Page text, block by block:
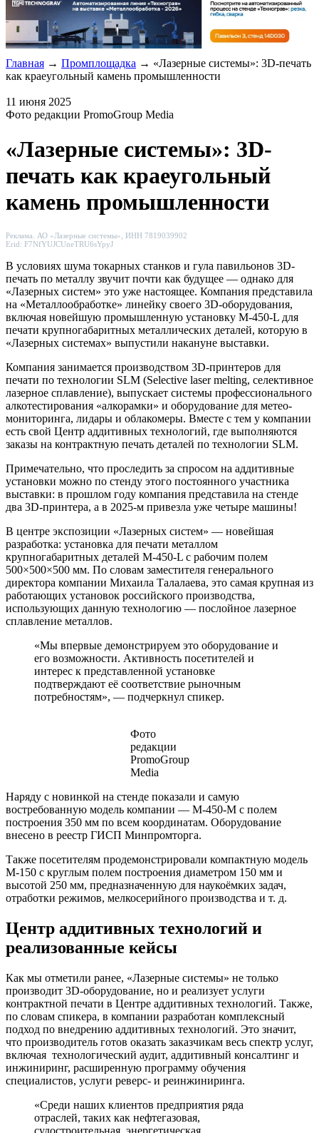
Главная → Промплощадка → «Лазерные системы»: 3D-печать
как краеугольный камень промышленности
11 июня 2025
Фото редакции PromoGroup Media
«Лазерные системы»: 3D-
печать как краеугольный
камень промышленности
Реклама. АО «Лазерные системы», ИНН 7819039902
Erid: F7NfYUJCUneTRU6sYpyJ
В условиях шума токарных станков и гула павильонов 3D-
печать по металлу звучит почти как будущее — однако для
«Лазерных систем» это уже настоящее. Компания представила
на «Металлообработке» линейку своего 3D-оборудования,
включая новейшую промышленную установку M-450-L для
печати крупногабаритных металлических деталей, которую в
«Лазерных системах» выпустили накануне выставки.
Компания занимается производством 3D-принтеров для
печати по технологии SLM (Selective laser melting, селективное
лазерное сплавление), выпускает системы профессионального
алкотестирования «алкорамки» и оборудование для метео-
мониторинга, лидары и облакомеры. Вместе с тем у компании
есть свой Центр аддитивных технологий, где выполняются
заказы на контрактную печать деталей по технологии SLM.
Примечательно, что проследить за спросом на аддитивные
установки можно по стенду этого постоянного участника
выставки: в прошлом году компания представила на стенде
два 3D-принтера, а в 2025-м привезла уже четыре машины!
В центре экспозиции «Лазерных систем» — новейшая
разработка: установка для печати металлом
крупногабаритных деталей М-450-L с рабочим полем
500×500×500 мм. По словам заместителя генерального
директора компании Михаила Талалаева, это самая крупная из
работающих установок российского производства,
использующих данную технологию — послойное лазерное
сплавление металлов.
«Мы впервые демонстрируем это оборудование и
его возможности. Активность посетителей и
интерес к представленной установке
подтверждают её соответствие рыночным
потребностям», — подчеркнул спикер.
Фото
редакции
PromoGroup
Media
Наряду с новинкой на стенде показали и самую
востребованную модель компании — М-450-М с полем
построения 350 мм по всем координатам. Оборудование
внесено в реестр ГИСП Минпромторга.
Также посетителям продемонстрировали компактную модель
М-150 с круглым полем построения диаметром 150 мм и
высотой 250 мм, предназначенную для наукоёмких задач,
отработки режимов, мелкосерийного производства и т. д.
Центр аддитивных технологий и
реализованные кейсы
Как мы отметили ранее, «Лазерные системы» не только
производит 3D-оборудование, но и реализует услуги
контрактной печати в Центре аддитивных технологий. Также,
по словам спикера, в компании разработан комплексный
подход по внедрению аддитивных технологий. Это значит,
что производитель готов оказать заказчикам весь спектр услуг,
включая технологический аудит, аддитивный консалтинг и
инжиниринг, расширенную программу обучения
специалистов, услуги реверс- и реинжиниринга.
«Среди наших клиентов предприятия ряда
отраслей, таких как нефтегазовая,
судостроительная, энергетическая,